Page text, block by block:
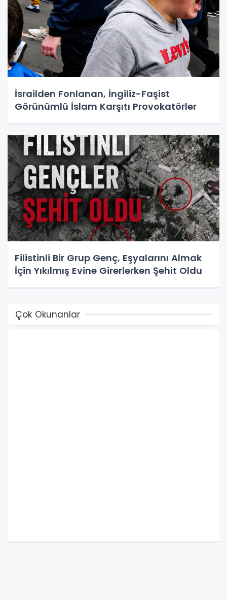
İsrailden Fonlanan, İngiliz-Faşist
Görünümlü İslam Karşıtı Provokatörler
Filistinli Bir Grup Genç, Eşyalarını Almak
İçin Yıkılmış Evine Girerlerken Şehit Oldu
Çok Okunanlar